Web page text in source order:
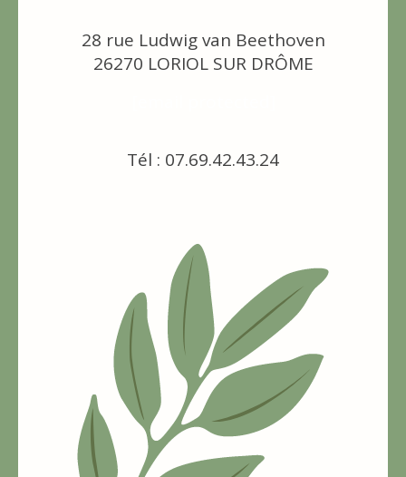
28 rue Ludwig van Beethoven
26270 LORIOL SUR DRÔME
Tél : 07.69.42.43.24